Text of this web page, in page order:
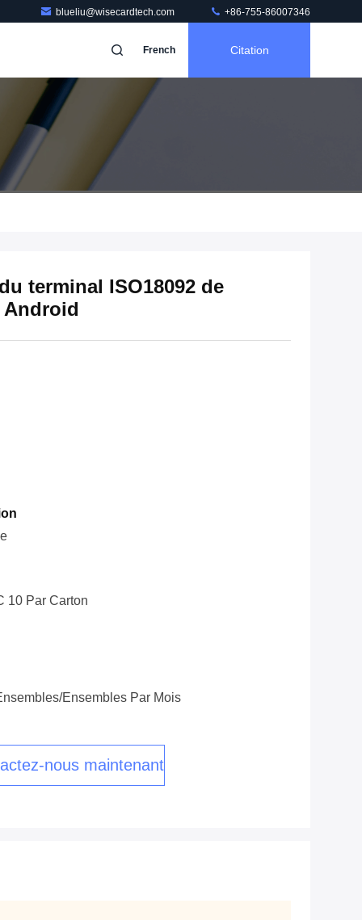
blueliu@wisecardtech.com +86-755-86007346
French Citation
terminal ISO18092 de
Android
10 Par Carton
ensembles Par Mois
nous maintenant